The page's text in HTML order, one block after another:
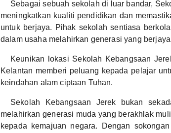
Sebagai sebuah sekolah di luar bandar,
meningkatkan kualiti pendidikan dan
untuk berjaya. Pihak sekolah sentiasa
dalam usaha melahirkan generasi yang
Keunikan lokasi Sekolah Kebangsaan
Kelantan memberi peluang kepada pelajar
keindahan alam ciptaan Tuhan.
Sekolah Kebangsaan Jerek bukan
melahirkan generasi muda yang berakhlak
kepada kemajuan negara. Dengan